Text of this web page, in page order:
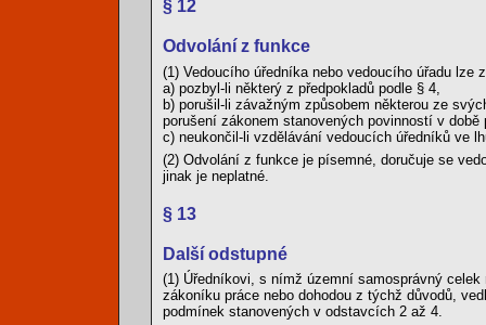
§ 12
Odvolání z funkce
(1) Vedoucího úředníka nebo vedoucího úřadu lze
a) pozbyl-li některý z předpokladů podle § 4,
b) porušil-li závažným způsobem některou ze
porušení zákonem stanovených povinností v
c) neukončil-li vzdělávání vedoucích úředníků ve
(2) Odvolání z funkce je písemné, doručuje se
jinak je neplatné.
§ 13
Další odstupné
(1) Úředníkovi, s nímž územní samosprávný
zákoníku práce nebo dohodou z týchž důvodů,
podmínek stanovených v odstavcích 2 až 4.